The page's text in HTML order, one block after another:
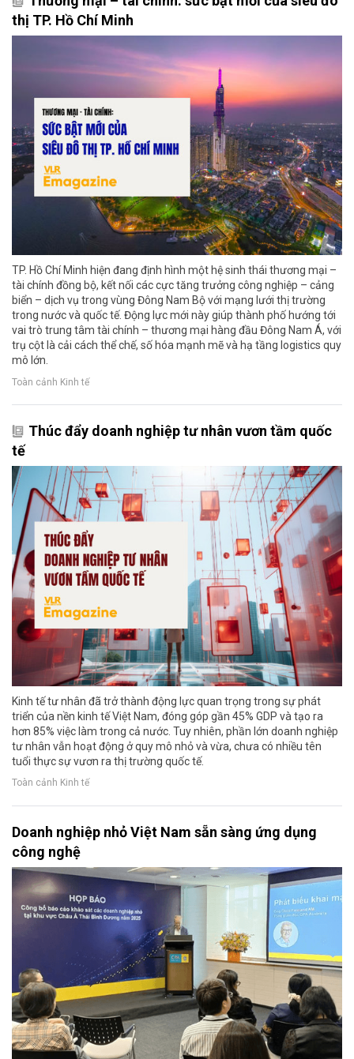
thị TP. Hồ Chí Minh
TP. Hồ Chí Minh hiện đang định hình một hệ sinh thái thương mại –
tài chính đồng bộ, kết nối các cực tăng trưởng công nghiệp – cảng
biển – dịch vụ trong vùng Đông Nam Bộ với mạng lưới thị trường
trong nước và quốc tế. Động lực mới này giúp thành phố hướng tới
vai trò trung tâm tài chính – thương mại hàng đầu Đông Nam Á, với
trụ cột là cải cách thể chế, số hóa mạnh mẽ và hạ tầng logistics quy
mô lớn.
Toàn cảnh Kinh tế
Thúc đẩy doanh nghiệp tư nhân vươn tầm quốc
tế
Kinh tế tư nhân đã trở thành động lực quan trọng trong sự phát
triển của nền kinh tế Việt Nam, đóng góp gần 45% GDP và tạo ra
hơn 85% việc làm trong cả nước. Tuy nhiên, phần lớn doanh nghiệp
tư nhân vẫn hoạt động ở quy mô nhỏ và vừa, chưa có nhiều tên
tuổi thực sự vươn ra thị trường quốc tế.
Toàn cảnh Kinh tế
Doanh nghiệp nhỏ Việt Nam sẵn sàng ứng dụng
công nghệ